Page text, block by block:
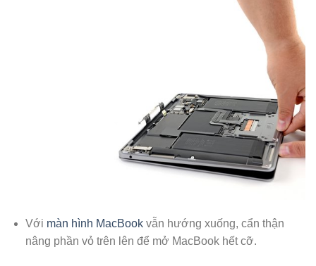
Với màn hình MacBookvẫn hướng xuống, cẩn thận
nâng phần vỏ trên lên để mở MacBook hết cỡ.